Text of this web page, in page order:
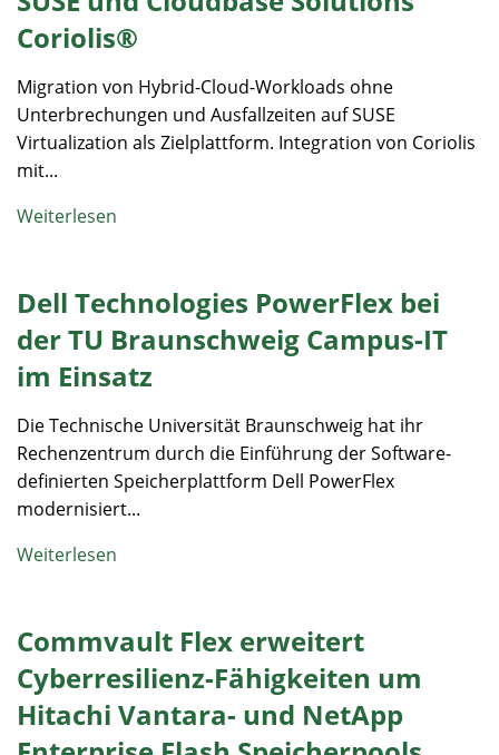
Coriolis®
Migration von Hybrid-Cloud-Workloads ohne
Unterbrechungen und Ausfallzeiten auf SUSE
Virtualization als Zielplattform. Integration von Coriolis
mit...
Weiterlesen
Dell Technologies PowerFlex bei
der TU Braunschweig Campus-IT
im Einsatz
Die Technische Universität Braunschweig hat ihr
Rechenzentrum durch die Einführung der Software-
definierten Speicherplattform Dell PowerFlex
modernisiert...
Weiterlesen
Commvault Flex erweitert
Cyberresilienz-Fähigkeiten um
Hitachi Vantara- und NetApp